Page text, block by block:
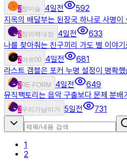
2참이슬 4일전
592
지옥의 배달부는 된장국 하나로 사명이
2창의력대장 4일전
633
나를 찾아줘는 친구끼리 가도 별 이야
2야르00 4일전
681
라스트 갬블은 포커 누명 설정이 명확
2RE-FORM 4일전
649
뮤직팩토리는 음악 구출보다 문제 분배
2우리가남이가 5일전 731
1
2